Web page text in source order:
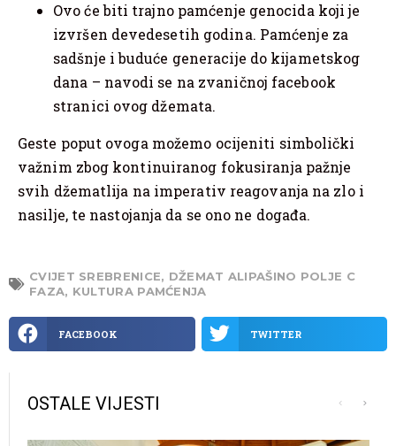
Ovo će biti trajno pamćenje genocida koji je
izvršen devedesetih godina. Pamćenje za
sadšnje i buduće generacije do kijametskog
dana – navodi se na zvaničnoj facebook
stranici ovog džemata.
Geste poput ovoga možemo ocijeniti simbolički
važnim zbog kontinuiranog fokusiranja pažnje
svih džematlija na imperativ reagovanja na zlo i
nasilje, te nastojanja da se ono ne događa.
CVIJET SREBRENICE, DŽEMAT ALIPAŠINO POLJE C
FAZA, KULTURA PAMĆENJA
FACEBOOK TWITTER
OSTALE VIJESTI